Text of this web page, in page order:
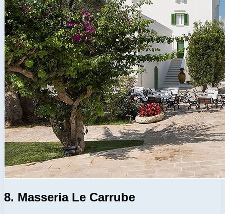
8. Masseria Le Carrube